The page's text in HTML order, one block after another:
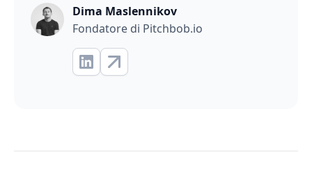
Dima Maslennikov
Fondatore di Pitchbob.io